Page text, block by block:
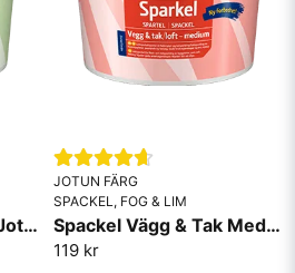
Spackel Gipsskiva fin Jotun
JOTUN FÄRG
SPACKEL, FOG & LIM
Spackel Vägg & Tak Medium Jotun
119 kr
med en spackelspatel.
20 minuter.
Skicka fråga